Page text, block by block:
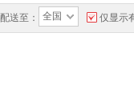
配送至： 全国 仅显示